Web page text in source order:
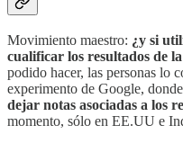
Movimiento maestro: ¿y si
cualificar los resultados de
podido hacer, las personas lo
experimento de Google,
dejar notas asociadas a los
momento, sólo en EE.UU e